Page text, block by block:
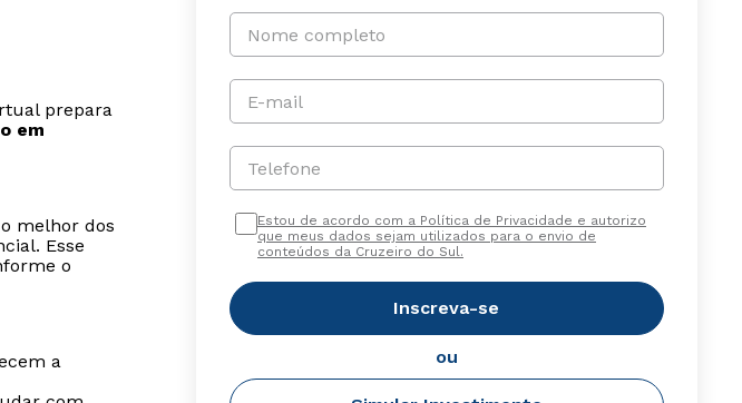
prepara
em
melhor dos
Esse
o
a
Nome completo
E-mail
Telefone
Estou de acordo com a Política de Privacidade e autorizo
que meus dados sejam utilizados para o envio de
conteúdos da Cruzeiro do Sul.
Inscreva-se
ou